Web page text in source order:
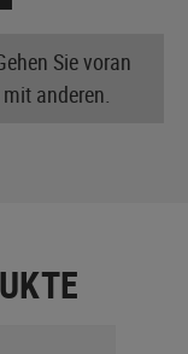
Sie voran
anderen.